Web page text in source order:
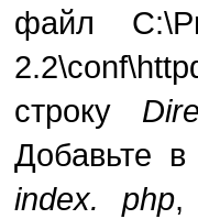
файл
строку
Добавьте
index. php,